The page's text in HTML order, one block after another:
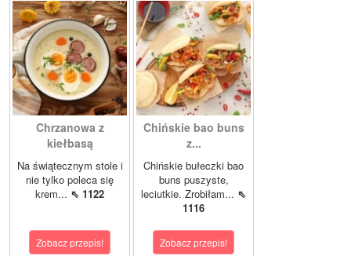
Chrzanowa z
kiełbasą
Na świątecznym stole i
nie tylko poleca się
krem... ⇖ 1122
Zobacz przepis!
Chińskie bao buns
z...
Chińskie bułeczki bao
buns puszyste,
leciutkie. Zrobiłam... ⇖
1116
Zobacz przepis!